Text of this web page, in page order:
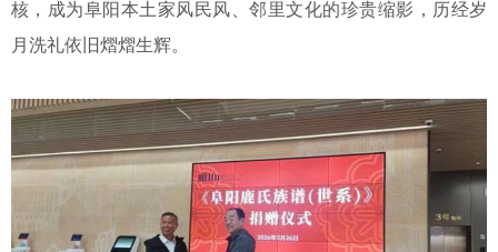
核，成为阜阳本土家风民风、邻里文化的珍贵缩影，历经岁
月洗礼依旧熠熠生辉。